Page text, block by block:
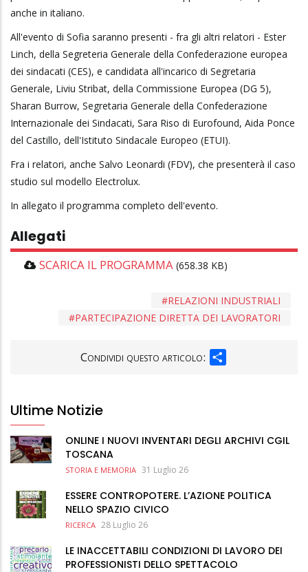
anche in italiano.
All'evento di Sofia saranno presenti - fra gli altri relatori - Ester
Linch, della Segreteria Generale della Confederazione europea
dei sindacati (CES), e candidata all'incarico di Segretaria
Generale, Liviu Stribat, della Commissione Europea (DG 5),
Sharan Burrow, Segretaria Generale della Confederazione
Internazionale dei Sindacati, Sara Riso di Eurofound, Aida Ponce
del Castillo, dell'Istituto Sindacale Europeo (ETUI).
Fra i relatori, anche Salvo Leonardi (FDV), che presenterà il caso
studio sul modello Electrolux.
In allegato il programma completo dell'evento.
Allegati
SCARICA IL PROGRAMMA (658.38 KB)
RELAZIONI INDUSTRIALI
PARTECIPAZIONE DIRETTA DEI LAVORATORI
Condividi questo articolo:
Ultime Notizie
ONLINE I NUOVI INVENTARI DEGLI ARCHIVI CGIL
TOSCANA
STORIA E MEMORIA 31 Luglio 26
ESSERE CONTROPOTERE. L’AZIONE POLITICA
NELLO SPAZIO CIVICO
RICERCA 28 Luglio 26
LE INACCETTABILI CONDIZIONI DI LAVORO DEI
PROFESSIONISTI DELLO SPETTACOLO